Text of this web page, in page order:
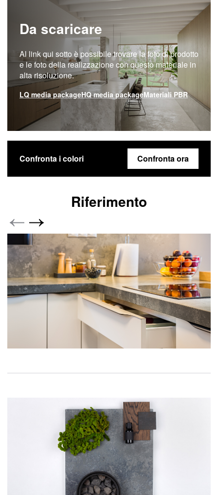
Da scaricare
Al link qui sotto è possibile trovare la foto di prodotto
e le foto della realizzazione con questo materiale in
alta risoluzione.
LQ media packageHQ media packageMateriali PBR
Confronta i colori Confronta ora
Riferimento